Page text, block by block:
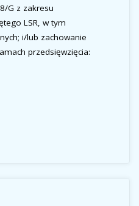
G z zakresu
LSR, w tym
i/lub zachowanie
przedsięwzięcia: